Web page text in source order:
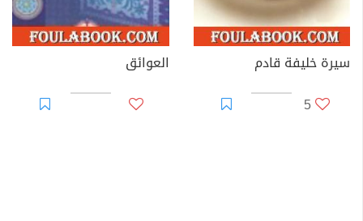
سيرة خليفة قادم
5
العوائق